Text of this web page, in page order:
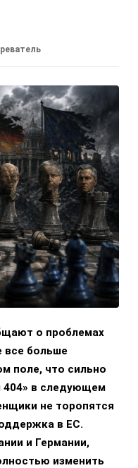
о проблемах
все больше
поле, что сильно
404» в следующем
не торопятся
в ЕС.
и Германии,
изменить